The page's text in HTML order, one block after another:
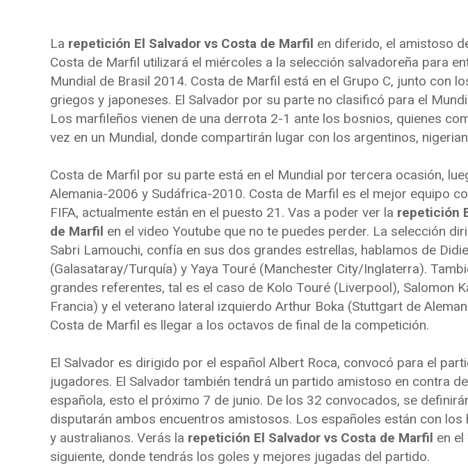
La repetición El Salvador vs Costa de Marfil en diferido, el amistoso
Costa de Marfil utilizará el miércoles a la selección salvadoreña para
Mundial de Brasil 2014. Costa de Marfil está en el Grupo C, junto con
griegos y japoneses. El Salvador por su parte no clasificó para el
Los marfileños vienen de una derrota 2-1 ante los bosnios, quienes
vez en un Mundial, donde compartirán lugar con los argentinos,
Costa de Marfil por su parte está en el Mundial por tercera ocasión,
Alemania-2006 y Sudáfrica-2010. Costa de Marfil es el mejor equipo
FIFA, actualmente están en el puesto 21. Vas a poder ver la repetición
de Marfil en el video Youtube que no te puedes perder. La selección
Sabri Lamouchi, confía en sus dos grandes estrellas, hablamos de
(Galasataray/Turquía) y Yaya Touré (Manchester City/Inglaterra).
grandes referentes, tal es el caso de Kolo Touré (Liverpool), Salomon
Francia) y el veterano lateral izquierdo Arthur Boka (Stuttgart de
Costa de Marfil es llegar a los octavos de final de la competición.
El Salvador es dirigido por el español Albert Roca, convocó para el
jugadores. El Salvador también tendrá un partido amistoso en contra
española, esto el próximo 7 de junio. De los 32 convocados, se
disputarán ambos encuentros amistosos. Los españoles están con los
y australianos. Verás la repetición El Salvador vs Costa de Marfil en
siguiente, donde tendrás los goles y mejores jugadas del partido.